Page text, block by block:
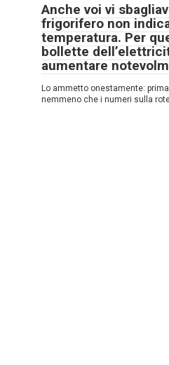
Anche voi vi
frigorifero non
temperatura. Per
bollette
aumentare
Lo ammetto onestamente:
nemmeno che i numeri sulla